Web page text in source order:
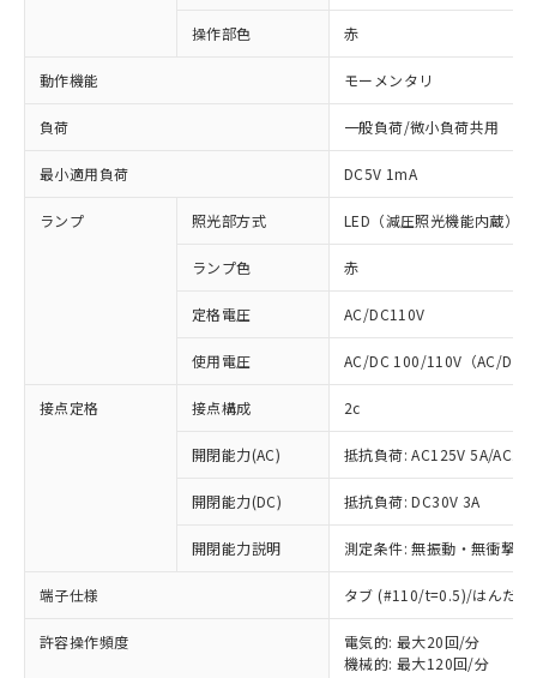
操作部色 赤
動作機能 モーメンタリ
負荷 一般負荷/微小負荷共用
最小適用負荷 DC5V 1mA
ランプ 照光部方式 LED（減圧照光機能内蔵）
ランプ色 赤
定格電圧 AC/DC110V
使用電圧 AC/DC 100/110V（AC/DC
接点定格 接点構成 2c
開閉能力(AC) 抵抗負荷: AC125V 5A/
開閉能力(DC) 抵抗負荷: DC30V 3A
開閉能力説明 測定条件: 無振動・無衝撃
端子仕様 タブ (#110/t=0.5)/はんだづ
許容操作頻度
電気的: 最大20回/分
機械的: 最大120回/分
対応済み：EU RoHS指令（10物質）の
非含有に対応した製品が提供可能な商品で